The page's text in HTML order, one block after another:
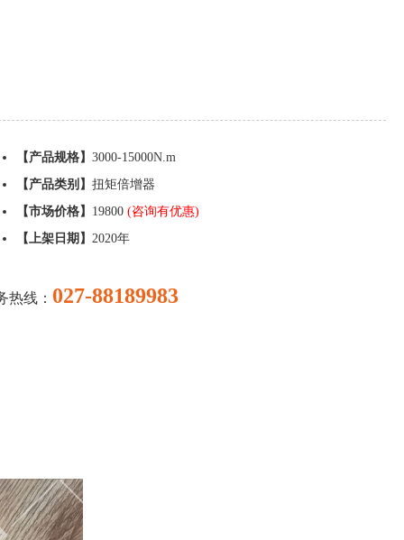
【产品规格】 3000-15000N.m
【产品类别】 扭矩倍增器
【市场价格】 19800 (咨询有优惠)
【上架日期】 2020年
热线： 027-88189983